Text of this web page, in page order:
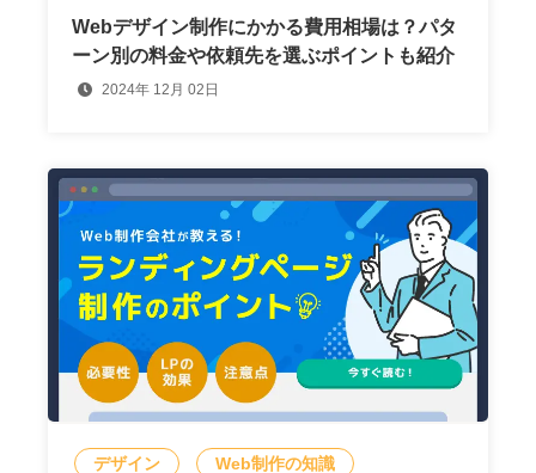
Webデザイン制作にかかる費用相場は？パタ
ーン別の料金や依頼先を選ぶポイントも紹介
2024年 12月 02日
デザイン Web制作の知識